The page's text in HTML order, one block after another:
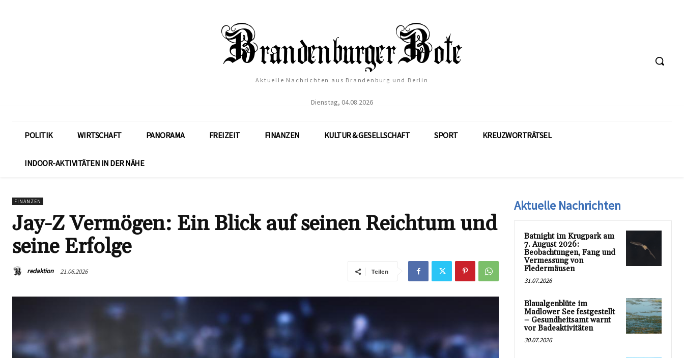
Aktuelle Nachrichten aus Brandenburg und Berlin
Dienstag, 04.08.2026
POLITIK WIRTSCHAFT PANORAMA FREIZEIT FINANZEN KULTUR & GESELLSCHAFT SPORT KREUZWORTRÄTSEL
INDOOR-AKTIVITÄTEN IN DER NÄHE
FINANZEN
Jay-Z Vermögen: Ein Blick auf seinen Reichtum und
seine Erfolge
redaktion 21.06.2026 Teilen
Aktuelle Nachrichten
Batnight im Krugpark am
7. August 2026:
Beobachtungen, Fang und
Vermessung von
Fledermäusen
31.07.2026
Blaualgenblüte im
Madlower See festgestellt
– Gesundheitsamt warnt
vor Badeaktivitäten
30.07.2026